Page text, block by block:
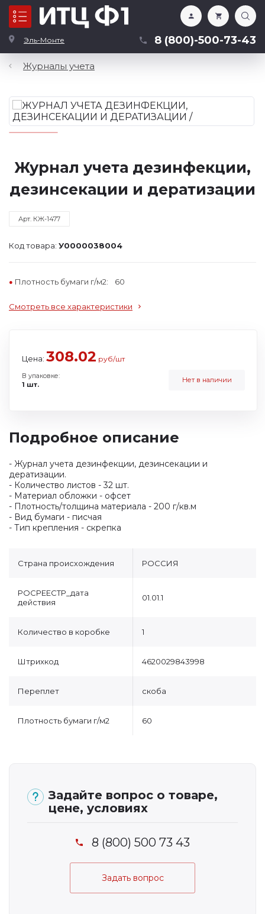
Эль-Монте 8 (800)-500-73-43
Каталог
Журналы учета
Журнал учета дезинфекции,
дезинсекации и дератизации
Арт. КЖ-1477
Код товара: У0000038004
Плотность бумаги г/м2: 60
Смотреть все характеристики
Цена: 308.02 руб/шт
В упаковке:
1 шт.
Нет в наличии
Подробное описание
- Журнал учета дезинфекции, дезинсекации и
дератизации.
- Количество листов - 32 шт.
- Материал обложки - офсет
- Плотность/толщина материала - 200 г/кв.м
- Вид бумаги - писчая
- Тип крепления - скрепка
Страна происхождения РОССИЯ
РОСРЕЕСТР_дата
действия
01.01.1
Количество в коробке 1
Штрихкод 4620029843998
Переплет скоба
Плотность бумаги г/м2 60
Задайте вопрос о товаре,
цене, условиях
8 (800) 500 73 43
Задать вопрос